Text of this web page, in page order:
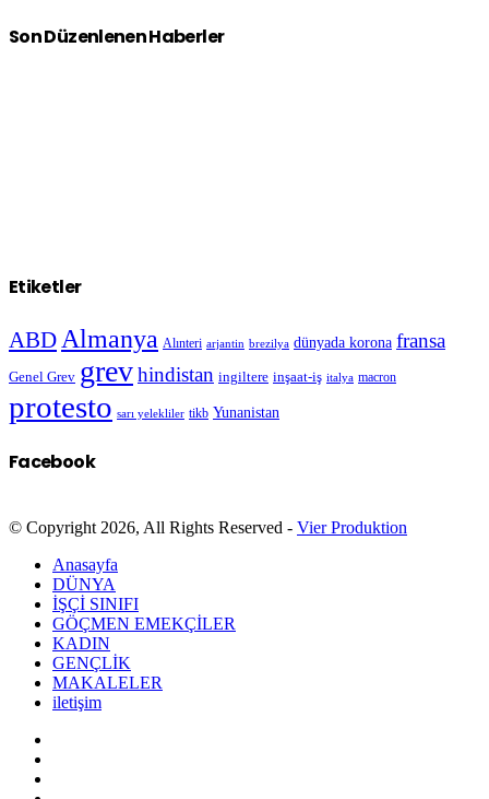
Son Düzenlenen Haberler
Etiketler
ABD Almanya Alınteri arjantin brezilya dünyada korona fransa
Genel Grev grevhindistan ingiltere inşaat-iş italya macron
protesto sarı yelekliler tikb Yunanistan
Facebook
© Copyright 2026, All Rights Reserved - Vier Produktion
Anasayfa
DÜNYA
İŞÇİ SINIFI
GÖÇMEN EMEKÇİLER
KADIN
GENÇLİK
MAKALELER
iletişim